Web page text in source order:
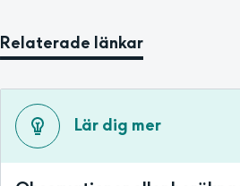
Relaterade länkar
Lär dig mer